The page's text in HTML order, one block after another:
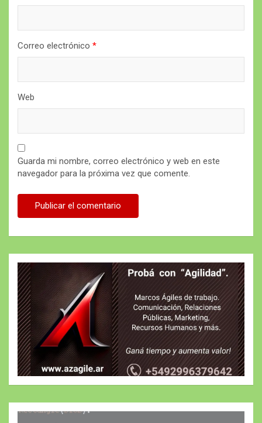
Correo electrónico *
Web
Guarda mi nombre, correo electrónico y web en este
navegador para la próxima vez que comente.